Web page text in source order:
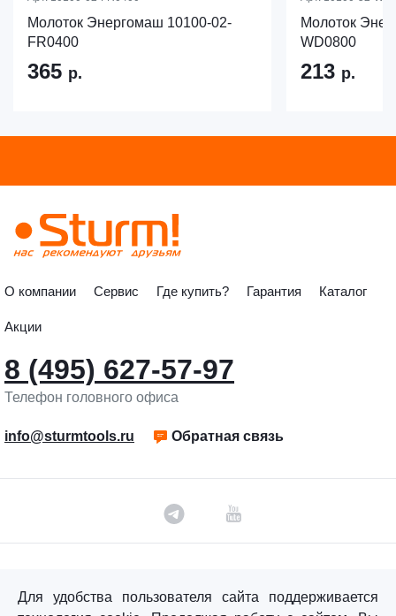
Молоток Энергомаш 10100-02-
FR0400
365 р.
Молоток
WD0800
213 р.
О компании Сервис Где купить? Гарантия Каталог
Акции
8 (495) 627-57-97
Телефон головного офиса
info@sturmtools.ru Обратная связь
Все права защищены.
Для удобства пользователя сайта поддерживается